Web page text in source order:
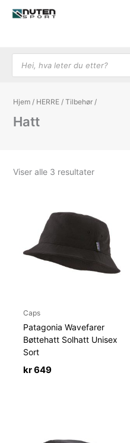
rett
Products search
Hjem / HERRE /Tilbehør /
Hatt
Viser alle 3 resultaterSortert
Caps
Patagonia Wavefarer
Bøttehatt Solhatt Unisex
Sort
kr649